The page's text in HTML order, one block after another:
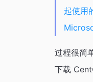
起使用
过程很简
下载